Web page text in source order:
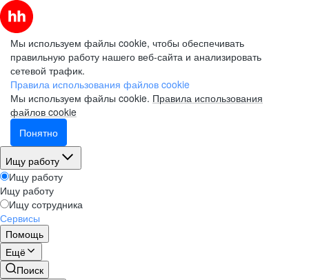
Мы используем файлы cookie, чтобы обеспечивать
правильную работу нашего веб-сайта и анализировать
сетевой трафик.
Правила использования файлов cookie
Мы используем файлы cookie. Правила использования
файлов cookie
Понятно
Ищу работу
Ищу работу
Ищу работу
Ищу сотрудника
Сервисы
Помощь
Ещё
Поиск